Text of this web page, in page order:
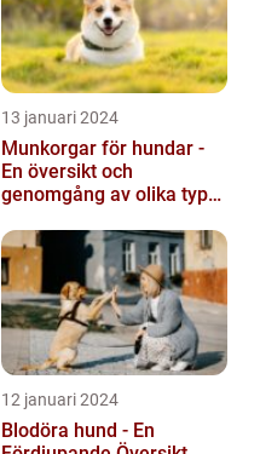
13 januari 2024
Munkorgar för hundar -
En översikt och
genomgång av olika typer
och nackde...
12 januari 2024
Blodöra hund - En